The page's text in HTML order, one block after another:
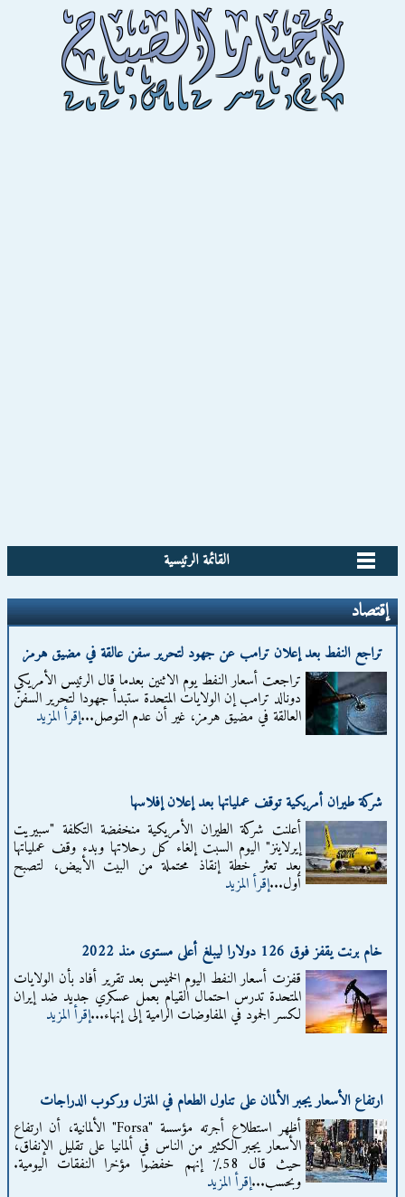
القائمة الرئيسية
إقتصاد
تراجع النفط بعد إعلان ترامب عن جهود لتحرير سفن عالقة في مضيق هرمز
تراجعت أسعار النفط يوم الاثنين بعدما قال الرئيس الأمريكي
دونالد ترامب إن الولايات المتحدة ستبدأ جهودا لتحرير السفن
‌العالقة في مضيق هرمز، غير أن عدم التوصل...إقرأ المزيد
شركة طيران أمريكية توقف عملياتها بعد إعلان إفلاسها
أعلنت شركة الطيران الأمريكية منخفضة التكلفة "سبيريت
إيرلاينز" اليوم السبت إلغاء كل رحلاتها وبدء وقف عملياتها
بعد تعثر خطة إنقاذ محتملة من البيت الأبيض، لتصبح
أول...إقرأ المزيد
خام برنت يقفز فوق 126 دولارا ليبلغ أعلى مستوى منذ 2022
قفزت ‌‌‌‌أسعار النفط اليوم الخميس بعد تقرير أفاد بأن الولايات
المتحدة تدرس احتمال القيام بعمل ⁠⁠⁠⁠عسكري جديد ضد ⁠⁠⁠⁠إيران
لكسر الجمود في المفاوضات الرامية إلى إنهاء...إقرأ المزيد
ارتفاع الأسعار يجبر الألمان على تناول الطعام في المنزل وركوب الدراجات
أظهر استطلاع أجرته مؤسسة "Forsa" الألمانية، أن ارتفاع
الأسعار يجبر الكثير من الناس في ألمانيا على تقليل الإنفاق،
حيث قال 58٪ إنهم خفضوا مؤخرا النفقات اليومية.
وبحسب...إقرأ المزيد